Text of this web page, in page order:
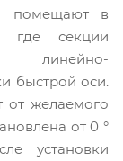
помещают в
где секции
линейно-
быстрой оси.
от желаемого
​​от 0 °
установки